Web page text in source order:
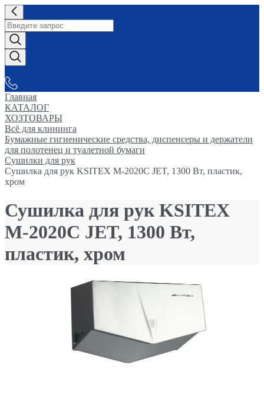
Главная
КАТАЛОГ
ХОЗТОВАРЫ
Всё для клининга
Бумажные гигиенические средства, диспенсеры и держатели
для полотенец и туалетной бумаги
Сушилки для рук
Сушилка для рук KSITEX М-2020C JET, 1300 Вт, пластик,
хром
Сушилка для рук KSITEX
М-2020C JET, 1300 Вт,
пластик, хром